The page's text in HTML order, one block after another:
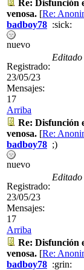
Re: Disfunción
venosa. [Re:
badboy78
nuevo
Registrado:
23/05/23
Mensajes:
17
:sick:
Arriba
Re: Disfunción
venosa. [Re:
badboy78
nuevo
Registrado:
23/05/23
Mensajes:
17
;)
Arriba
Re: Disfunción
venosa. [Re:
badboy78 :grin: